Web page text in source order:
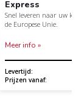
Express
Snel leveren naar uw
de Europese Unie.
Meer info »
Levertijd:
Prijzen vanaf: